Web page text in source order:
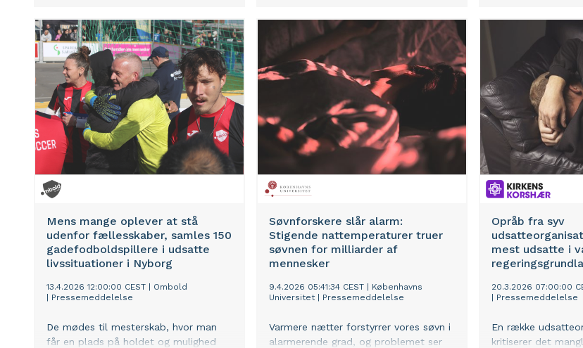
og nye
udsatte borgere.
Mens mange oplever at stå
udenfor fællesskaber, samles 150
gadefodboldspillere i udsatte
livssituationer i Nyborg
13.4.2026 12:00:00 CEST
Ombold
Pressemeddelelse
De mødes til mesterskab, hvor man
får en plads på holdet og mulighed
Søvnforskere slår alarm:
Stigende nattemperaturer truer
søvnen for milliarder af
mennesker
9.4.2026 05:41:34 CEST
Københavns
Universitet| Pressemeddelelse
Varmere nætter forstyrrer vores søvn i
alarmerende grad, og problemet ser
Opråb fra syv
mest udsatte i
20.3.2026 07:00:00
Pressemeddelelse
En række
kritiserer det